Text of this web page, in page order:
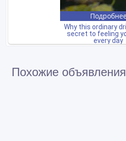
Похожие объявления